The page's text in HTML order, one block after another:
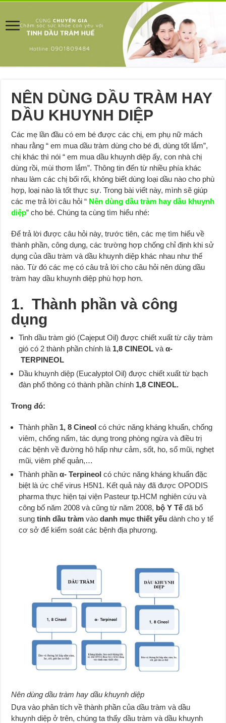
NÊN DÙNG DẦU TRÀM HAY
DẦU KHUYNH DIỆP
Các mẹ lần đầu có em bé được các chị, em phụ nữ mách
nhau rằng “ em mua dầu tràm dùng cho bé đi, dùng tốt lắm”,
chị khác thì nói “ em mua dầu khuynh diệp ấy, con nhà chị
dùng rồi, mùi thơm lắm”. Thông tin đến từ nhiều phía khác
nhau làm các chị bối rối, không biết dùng loại dầu nào cho phù
hợp, loại nào là tốt thực sự. Trong bài viết này, mình sẽ giúp
các mẹ trả lời câu hỏi “ Nên dùng dầu tràm hay dầu khuynh
diệp” cho bé. Chúng ta cùng tìm hiểu nhé:
Để trả lời được câu hỏi này, trước tiên, các mẹ tìm hiểu về
thành phần, công dụng, các trường hợp chống chỉ định khi sử
dụng của dầu tràm và dầu khuynh diệp khác nhau như thế
nào. Từ đó các mẹ có câu trả lời cho câu hỏi nên dùng dầu
tràm hay dầu khuynh diệp phù hợp hơn.
1. Thành phần và công
dụng
Tinh dầu tràm gió (Cajeput Oil) được chiết xuất từ cây tràm
gió có 2 thành phần chính là 1,8 CINEOL vàα-
TERPINEOL
Dầu khuynh diệp (Eucalyptol Oil) được chiết xuất từ bạch
đàn phổ thông có thành phần chính 1,8 CINEOL.
Trong đó:
Thành phần 1, 8 Cineol có chức năng kháng khuẩn, chống
viêm, chống nấm, tác dụng trong phòng ngừa và điều trị
các bệnh về đường hô hấp như cảm, sốt, ho, sổ mũi, nghẹt
mũi, viêm phế quản,…
Thành phầnα- Terpineol có chức năng kháng khuẩn đặc
biệt là ức chế virus H5N1. Kết quả này đã được OPODIS
pharma thực hiện tại viện Pasteur tp.HCM nghiên cứu và
công bố năm 2008 và cũng từ năm 2008, bộ Y Tế đã bổ
sungtinh dầu tràm vàodanh mục thiết yếu dành cho y tế
cơ sở để kiểm soát các bệnh địa phương.
Nên dùng dầu tràm hay dầu khuynh diệp
Dựa vào phân tích về thành phần của dầu tràm và dầu
khuynh diệp ở trên, chúng ta thấy dầu tràm và dầu khuynh